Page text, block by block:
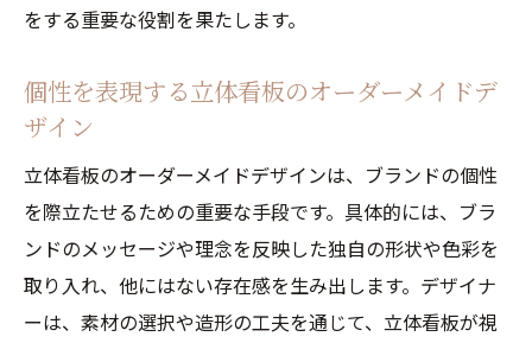
をする重要な役割を果たします。
個性を表現する立体看板のオーダーメイドデ
ザイン
立体看板のオーダーメイドデザインは、ブランドの個性
を際立たせるための重要な手段です。具体的には、ブラ
ンドのメッセージや理念を反映した独自の形状や色彩を
取り入れ、他にはない存在感を生み出します。デザイナ
ーは、素材の選択や造形の工夫を通じて、立体看板が視